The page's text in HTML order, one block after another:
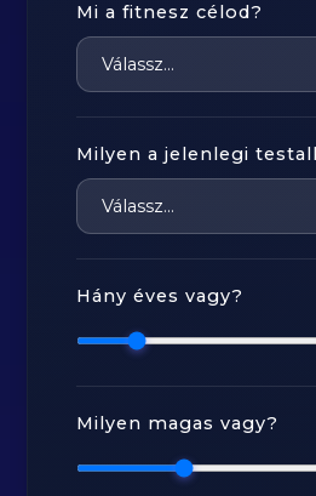
Mi a fitnesz célod?
Milyen a jelenlegi
Hány éves vagy?
Milyen magas vagy?